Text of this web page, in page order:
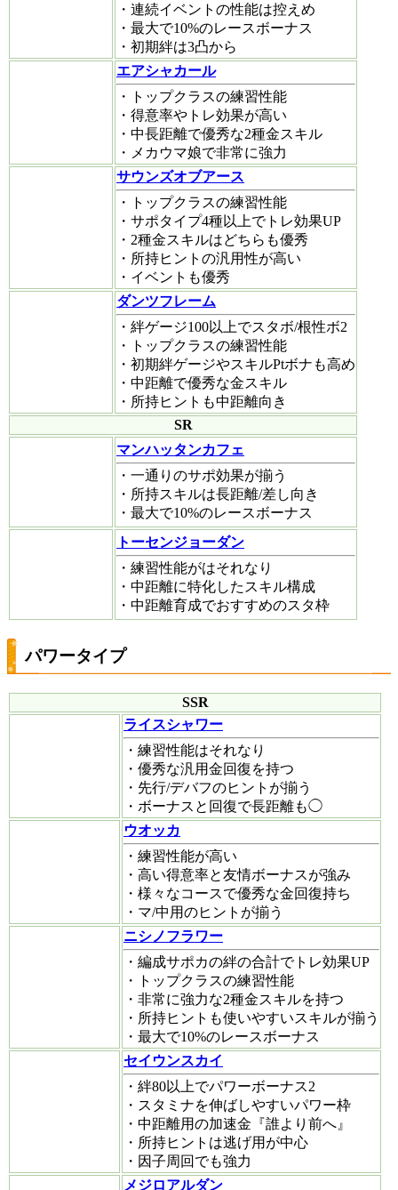
・連続イベントの性能は控えめ
・最大で10%のレースボーナス
・初期絆は3凸から
エアシャカール
・トップクラスの練習性能
・得意率やトレ効果が高い
・中長距離で優秀な2種金スキル
・メカウマ娘で非常に強力
サウンズオブアース
・トップクラスの練習性能
・サポタイプ4種以上でトレ効果UP
・2種金スキルはどちらも優秀
・所持ヒントの汎用性が高い
・イベントも優秀
ダンツフレーム
・絆ゲージ100以上でスタボ/根性ボ2
・トップクラスの練習性能
・初期絆ゲージやスキルPtボナも高め
・中距離で優秀な金スキル
・所持ヒントも中距離向き
SR
マンハッタンカフェ
・一通りのサポ効果が揃う
・所持スキルは長距離/差し向き
・最大で10%のレースボーナス
トーセンジョーダン
・練習性能がはそれなり
・中距離に特化したスキル構成
・中距離育成でおすすめのスタ枠
パワータイプ
SSR
ライスシャワー
・練習性能はそれなり
・優秀な汎用金回復を持つ
・先行/デバフのヒントが揃う
・ボーナスと回復で長距離も◯
ウオッカ
・練習性能が高い
・高い得意率と友情ボーナスが強み
・様々なコースで優秀な金回復持ち
・マ/中用のヒントが揃う
ニシノフラワー
・編成サポカの絆の合計でトレ効果UP
・トップクラスの練習性能
・非常に強力な2種金スキルを持つ
・所持ヒントも使いやすいスキルが揃う
・最大で10%のレースボーナス
セイウンスカイ
・絆80以上でパワーボーナス2
・スタミナを伸ばしやすいパワー枠
・中距離用の加速金『誰より前へ』
・所持ヒントは逃げ用が中心
・因子周回でも強力
メジロアルダン